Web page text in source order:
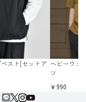
スト[セットア ヘビーウェ
ツ
￥990